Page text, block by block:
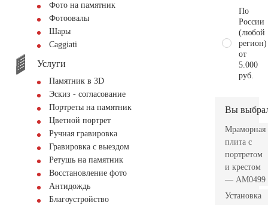
Фото на памятник
Фотоовалы
Шары
Сaggiati
Услуги
Памятник в 3D
Эскиз - согласование
Портреты на памятник
Цветной портрет
Ручная гравировка
Гравировка с выездом
Ретушь на памятник
Восстановление фото
Антидождь
Благоустройство
По
России
(любой
регион)
от
5.000
руб.
Вы
Мраморная
плита с
портретом
и крестом
— AM0499
Установка